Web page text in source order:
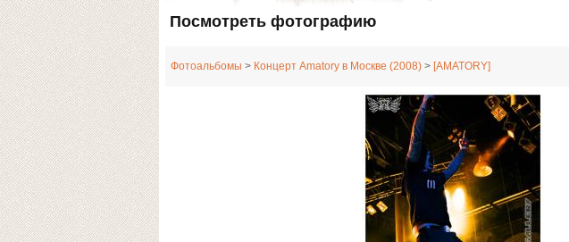
Посмотреть фотографию
Фотоальбомы > Концерт Amatory в Москве (2008) > [AMATORY]